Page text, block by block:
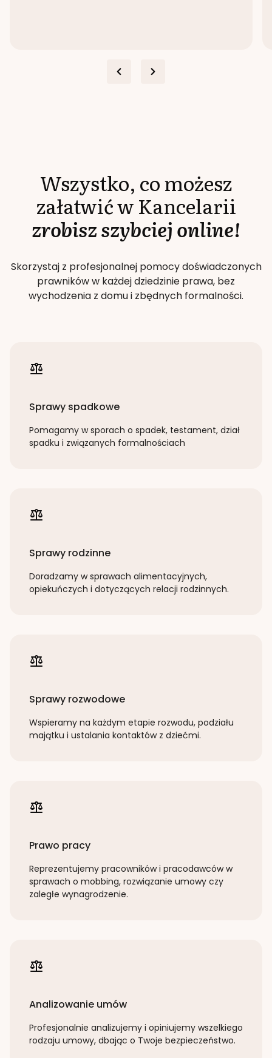
Wszystko, co możesz
załatwić w Kancelarii
zrobisz szybciej online!
Skorzystaj z profesjonalnej pomocy doświadczonych
prawników w każdej dziedzinie prawa, bez
wychodzenia z domu i zbędnych formalności.
Sprawy spadkowe
Pomagamy w sporach o spadek, testament, dział
spadku i związanych formalnościach
Sprawy rodzinne
Doradzamy w sprawach alimentacyjnych,
opiekuńczych i dotyczących relacji rodzinnych.
Sprawy rozwodowe
Wspieramy na każdym etapie rozwodu, podziału
majątku i ustalania kontaktów z dziećmi.
Prawo pracy
Reprezentujemy pracowników i pracodawców w
sprawach o mobbing, rozwiązanie umowy czy
zaległe wynagrodzenie.
Analizowanie umów
Profesjonalnie analizujemy i opiniujemy wszelkiego
rodzaju umowy, dbając o Twoje bezpieczeństwo.